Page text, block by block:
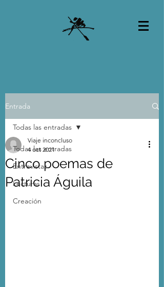
Entrada
Todas las entradas
Entrevistas
Lecturas
Creación
Todas las entradas
Cinco poemas de
Patricia Águila
Viaje inconcluso
4 oct 2021